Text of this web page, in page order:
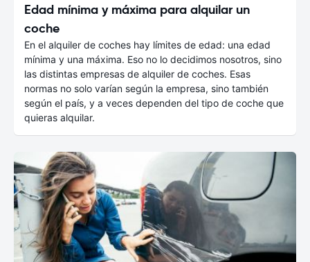
Edad mínima y máxima para alquilar un
coche
En el alquiler de coches hay límites de edad: una edad
mínima y una máxima. Eso no lo decidimos nosotros, sino
las distintas empresas de alquiler de coches. Esas
normas no solo varían según la empresa, sino también
según el país, y a veces dependen del tipo de coche que
quieras alquilar.